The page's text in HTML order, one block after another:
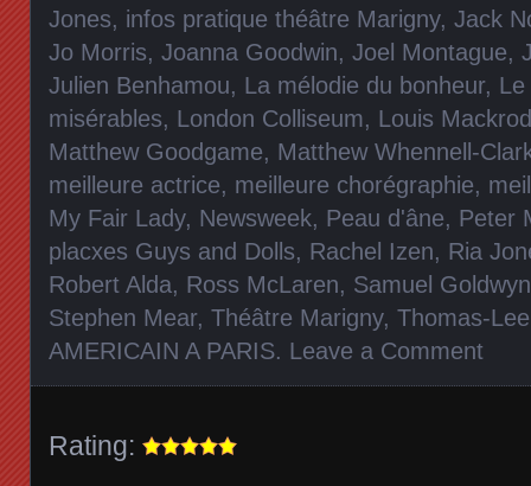
Jones, infos pratique théâtre Marigny, Jack
Jo Morris, Joanna Goodwin, Joel Montague,
Julien Benhamou, La mélodie du bonheur,
misérables, London Colliseum, Louis
Matthew Goodgame, Matthew Whennell-
meilleure actrice, meilleure chorégraphie,
My Fair Lady, Newsweek, Peau d'âne, Peter
placxes Guys and Dolls, Rachel Izen, Ria
Robert Alda, Ross McLaren, Samuel Goldwyn
Stephen Mear, Théâtre Marigny, Thomas-
AMERICAIN A PARIS. Leave a Comment
Rating: